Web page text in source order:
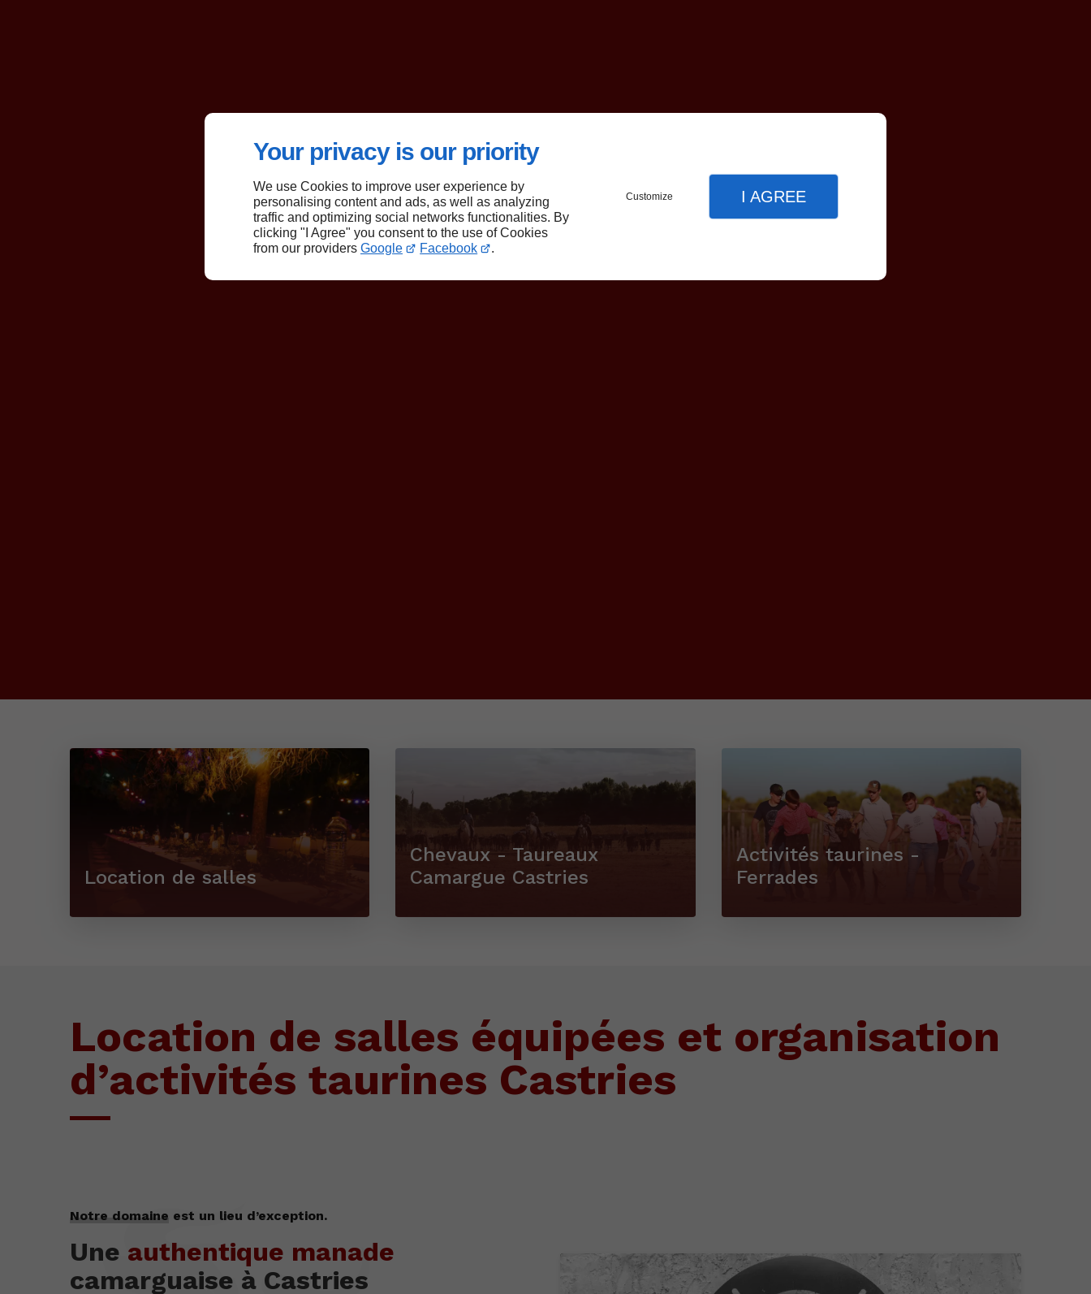
Your privacy is our priority
We use Cookies to improve user experience by
personalising content and ads, as well as analyzing
traffic and optimizing social networks functionalities. By
clicking "I Agree" you consent to the use of Cookies
from our providers Google Facebook .
Customize I AGREE
Location de salles
Chevaux - Taureaux
Camargue Castries
Activités taurines -
Ferrades
Location de salles équipées et organisation
d’activités taurines Castries
Notre domaine est un lieu d’exception.
Une authentique manade
camarguaise à Castries